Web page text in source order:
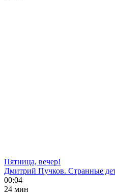
Пятница, вечер!
Дмитрий Пучков. Странные
00:04
24 мин